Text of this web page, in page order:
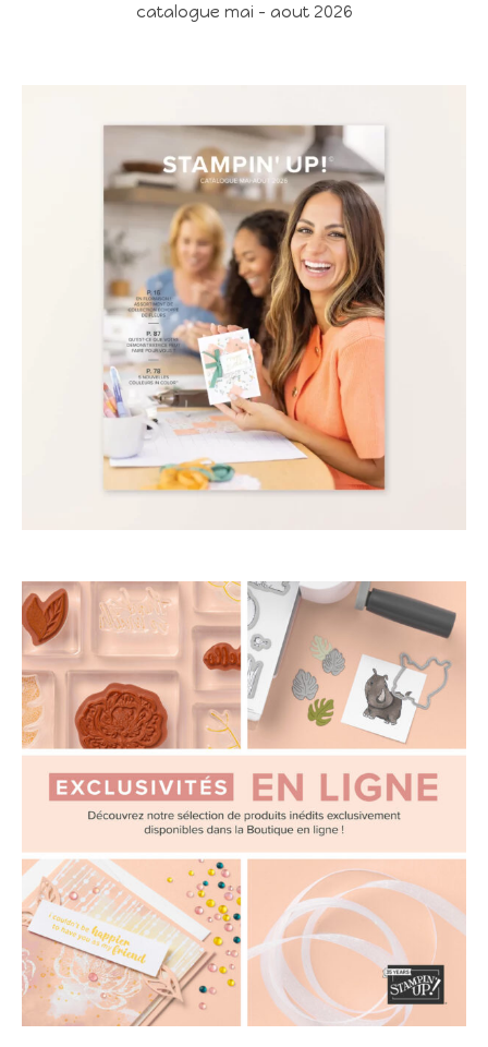
catalogue mai - aout 2026